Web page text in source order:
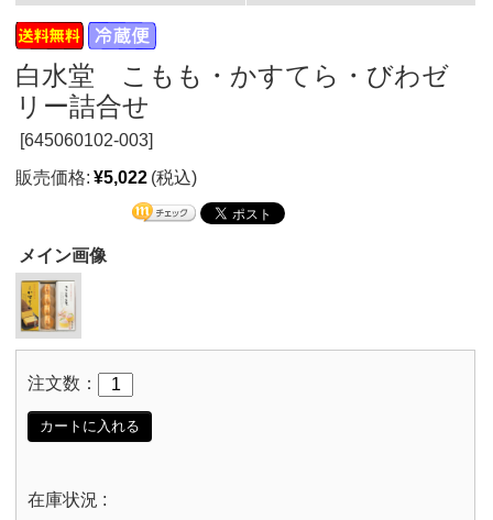
白水堂 こもも・かすてら・びわゼ
リー詰合せ
[645060102-003]
販売価格: ¥5,022 (税込)
メイン画像
注文数：
カートに入れる
在庫状況 :